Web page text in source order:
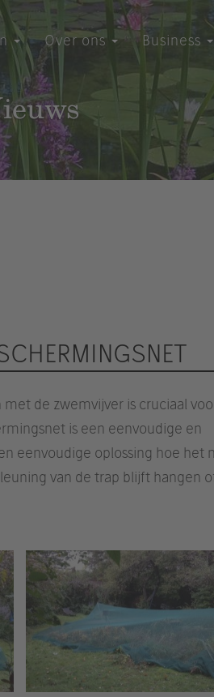
Over ons Business
de zwemvijver is cruciaal
is een eenvoudige en
eenvoudige oplossing hoe het
van de trap blijft hangen